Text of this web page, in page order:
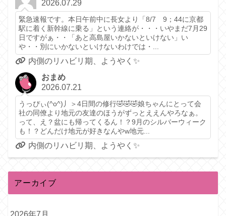
2026.07.29
緊急速報です。本日午前中に長女より「8/7 9；44に京都
駅に着く新幹線に乗る」という連絡が・・・いやまだ7月29
日ですがぁ・・「あと高島屋いかないといけない」い
や・・別にいかないといけないわけでは・...
内側のリハビリ期、ようやく✨️
おまめ
2026.07.21
うっぴぃ(^o^)丿＞4日間の修行🤣🤣🤣娘ちゃんにとって会
社の同僚より地元の友達のほうがずっとええんやろなぁ。
って、え？盆にも帰ってくるん！？9月のシルバーウィーク
も！？どんだけ地元が好きなんやw地元...
内側のリハビリ期、ようやく✨️
アーカイブ